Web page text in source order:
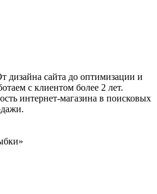
дизайна сайта до оптимизации и
с клиентом более 2 лет.
интернет-магазина в поисковых